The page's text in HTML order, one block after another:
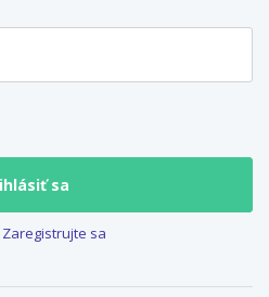
Zaregistrujte sa